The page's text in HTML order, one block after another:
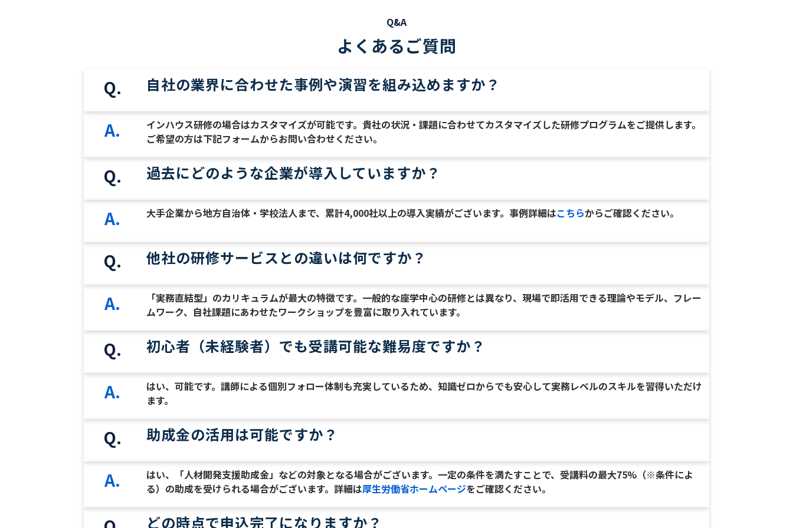
Q&A
よくあるご質問
Q.
自社の業界に合わせた事例や演習を組み込めますか？
A.
インハウス研修の場合はカスタマイズが可能です。貴社の状況・課題に合わせてカスタマイズした研修プログラムをご提供します。
ご希望の方は下記フォームからお問い合わせください。
Q. 過去にどのような企業が導入していますか？
A. 大手企業から地方自治体・学校法人まで、累計4,000社以上の導入実績がございます。事例詳細はこちらからご確認ください。
Q. 他社の研修サービスとの違いは何ですか？
A.
「実務直結型」のカリキュラムが最大の特徴です。一般的な座学中心の研修とは異なり、現場で即活用できる理論やモデル、フレー
ムワーク、自社課題にあわせたワークショップを豊富に取り入れています。
Q. 初心者（未経験者）でも受講可能な難易度ですか？
A.
はい、可能です。講師による個別フォロー体制も充実しているため、知識ゼロからでも安心して実務レベルのスキルを習得いただけ
ます。
Q. 助成金の活用は可能ですか？
A.
はい、「人材開発支援助成金」などの対象となる場合がございます。一定の条件を満たすことで、受講料の最大75%（※条件によ
る）の助成を受けられる場合がございます。詳細は厚生労働省ホームページをご確認ください。
どの時点で申込完了になりますか？